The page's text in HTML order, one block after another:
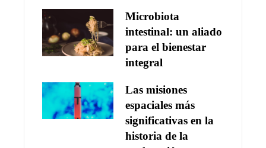
Microbiota
intestinal: un aliado
para el bienestar
integral
Las misiones
espaciales más
significativas en la
historia de la